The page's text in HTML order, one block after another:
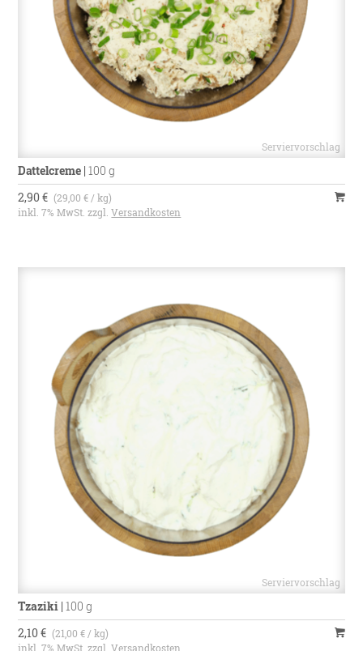
Dattelcreme |100 g
2,90 € (29,00 € / kg)
inkl. 7% MwSt. zzgl.Versandkosten
Tzaziki |100 g
2,10 € (21,00 € / kg)
inkl. 7% MwSt. zzgl.Versandkosten